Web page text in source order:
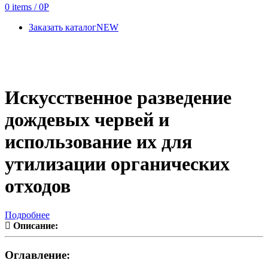
0 items / 0Р
Заказать каталогNEW
Искусственное разведение
дождевых червей и
использование их для
утилизации органических
отходов
Подробнее
Описание:
Оглавление: